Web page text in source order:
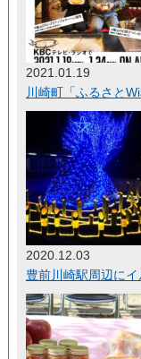
2021.01.19
川崎町「ふるさと
2020.12.03
豊前川崎駅周辺に